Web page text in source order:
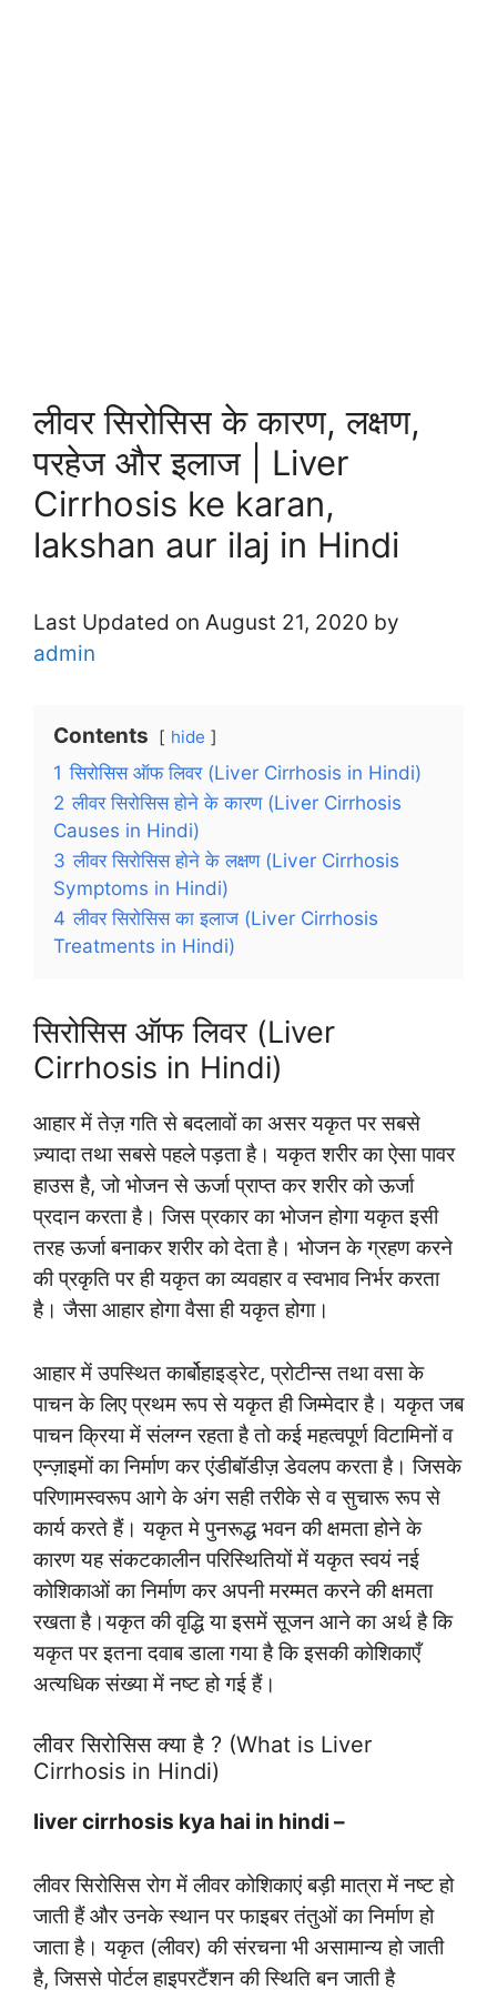
लीवर सिरोसिस के कारण, लक्षण,
परहेज और इलाज | Liver
Cirrhosis ke karan,
lakshan aur ilaj in Hindi
Last Updated on August 21, 2020 by
admin
Contents hide
1 सिरोसिस ऑफ लिवर (Liver Cirrhosis in Hindi)
2 लीवर सिरोसिस होने के कारण (Liver Cirrhosis
Causes in Hindi)
3 लीवर सिरोसिस होने के लक्षण (Liver Cirrhosis
Symptoms in Hindi)
4 लीवर सिरोसिस का इलाज (Liver Cirrhosis
Treatments in Hindi)
सिरोसिस ऑफ लिवर (Liver
Cirrhosis in Hindi)
आहार में तेज़ गति से बदलावों का असर यकृत पर सबसे
ज़्यादा तथा सबसे पहले पड़ता है। यकृत शरीर का ऐसा पावर
हाउस है, जो भोजन से ऊर्जा प्राप्त कर शरीर को ऊर्जा
प्रदान करता है। जिस प्रकार का भोजन होगा यकृत इसी
तरह ऊर्जा बनाकर शरीर को देता है। भोजन के ग्रहण करने
की प्रकृति पर ही यकृत का व्यवहार व स्वभाव निर्भर करता
है। जैसा आहार होगा वैसा ही यकृत होगा।
आहार में उपस्थित कार्बोहाइड्रेट, प्रोटीन्स तथा वसा के
पाचन के लिए प्रथम रूप से यकृत ही जिम्मेदार है। यकृत जब
पाचन क्रिया में संलग्न रहता है तो कई महत्वपूर्ण विटामिनों व
एन्ज़ाइमों का निर्माण कर एंडीबॉडीज़ डेवलप करता है। जिसके
परिणामस्वरूप आगे के अंग सही तरीके से व सुचारू रूप से
कार्य करते हैं। यकृत मे पुनरूद्ध भवन की क्षमता होने के
कारण यह संकटकालीन परिस्थितियों में यकृत स्वयं नई
कोशिकाओं का निर्माण कर अपनी मरम्मत करने की क्षमता
रखता है।यकृत की वृद्धि या इसमें सूजन आने का अर्थ है कि
यकृत पर इतना दवाब डाला गया है कि इसकी कोशिकाएँ
अत्यधिक संख्या में नष्ट हो गई हैं।
लीवर सिरोसिस क्या है ? (What is Liver
Cirrhosis in Hindi)
liver cirrhosis kya hai in hindi –
लीवर सिरोसिस रोग में लीवर कोशिकाएं बड़ी मात्रा में नष्ट हो
जाती हैं और उनके स्थान पर फाइबर तंतुओं का निर्माण हो
जाता है। यकृत (लीवर) की संरचना भी असामान्य हो जाती
है, जिससे पोर्टल हाइपरटैंशन की स्थिति बन जाती है